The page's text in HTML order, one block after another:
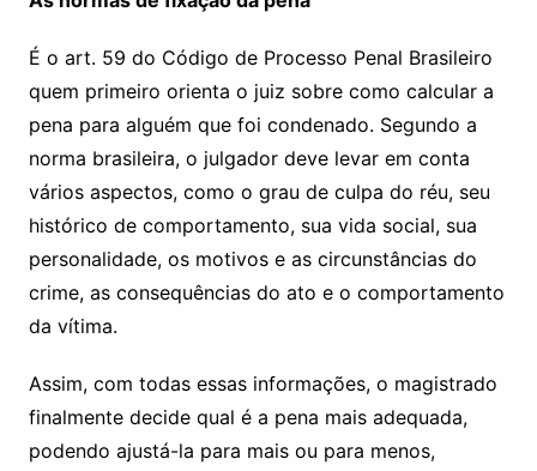
É o art. 59 do Código de Processo Penal Brasileiro
quem primeiro orienta o juiz sobre como calcular a
pena para alguém que foi condenado. Segundo a
norma brasileira, o julgador deve levar em conta
vários aspectos, como o grau de culpa do réu, seu
histórico de comportamento, sua vida social, sua
personalidade, os motivos e as circunstâncias do
crime, as consequências do ato e o comportamento
da vítima.
Assim, com todas essas informações, o magistrado
finalmente decide qual é a pena mais adequada,
podendo ajustá-la para mais ou para menos,